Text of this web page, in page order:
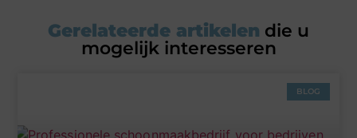
Gerelateerde artikelen die u
mogelijk interesseren
BLOG